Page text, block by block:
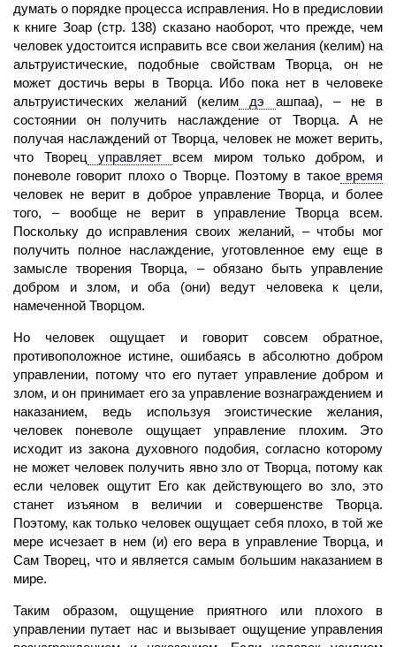
думать о порядке процесса исправления. Но в предисловии
к книге Зоар (стр. 138) сказано наоборот, что прежде, чем
человек удостоится исправить все своижелания (келим) на
альтруистические, подобные свойствам Творца, он не
может достичь веры в Творца. Ибо пока нет в человеке
альтруистических желаний (келим дэ ашпаа), – не в
состоянии он получить наслаждение от Творца. А не
получая наслаждений от Творца, человек не может верить,
что Творец управляет всем миром только добром, и
поневоле говорит плохо о Творце. Поэтому в такоевремя
человек не верит в доброе управление Творца, и более
того, – вообще не верит в управление Творца всем.
Поскольку до исправления своих желаний, – чтобы мог
получить полное наслаждение, уготовленное ему еще в
замысле творения Творца, – обязано быть управление
добром и злом, и оба (они) ведут человека к цели,
намеченной Творцом.
Но человек ощущает и говорит совсем обратное,
противоположное истине, ошибаясь в абсолютно добром
управлении, потому что его путает управление добром и
злом, и он принимает его за управление вознаграждением и
наказанием, ведь используя эгоистические желания,
человек поневоле ощущает управление плохим. Это
исходит из закона духовного подобия, согласно которому
не может человек получить явно зло от Творца, потому как
если человек ощутит Его как действующего во зло, это
станет изъяном в величии и совершенстве Творца.
Поэтому, как только человек ощущает себя плохо, в той же
мере исчезает в нем (и) его вера в управление Творца, и
Сам Творец, что и является самым большим наказанием в
мире.
Таким образом, ощущение приятного или плохого в
управлении путает нас и вызывает ощущение управления